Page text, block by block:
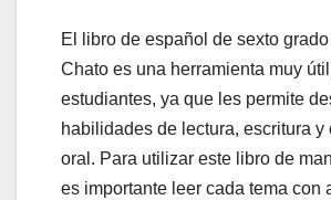
El libro de español de sexto grado
Chato es una herramienta muy
estudiantes, ya que les permite
habilidades de lectura, escritura y
oral. Para utilizar este libro de
es importante leer cada tema con